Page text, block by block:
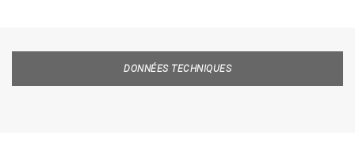
DONNÉES TECHNIQUES